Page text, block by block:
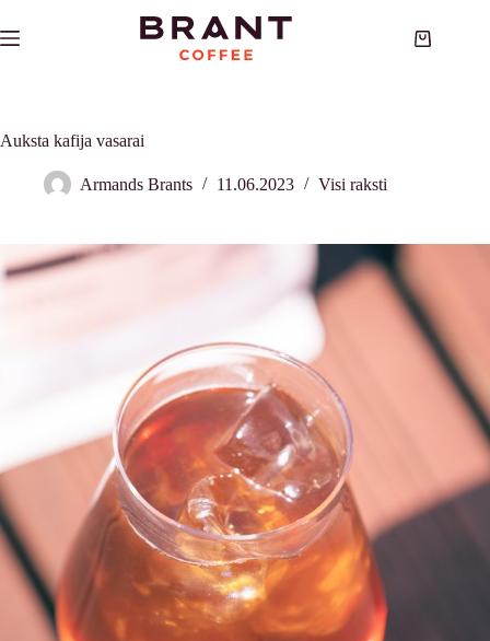
to
content
Shopping
Auksta kafija vasarai
Armands Brants 11.06.2023 Visi raksti